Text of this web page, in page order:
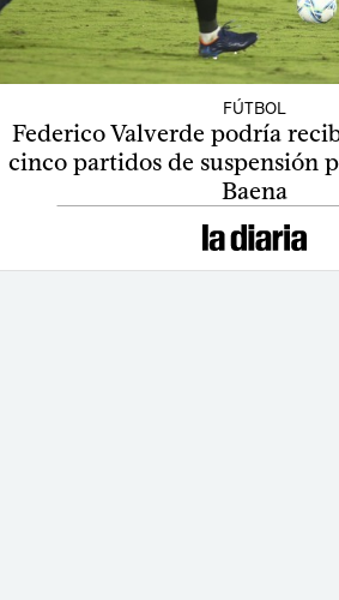
FÚTBOL
Federico Valverde podría
cinco partidos de suspensión
Baena